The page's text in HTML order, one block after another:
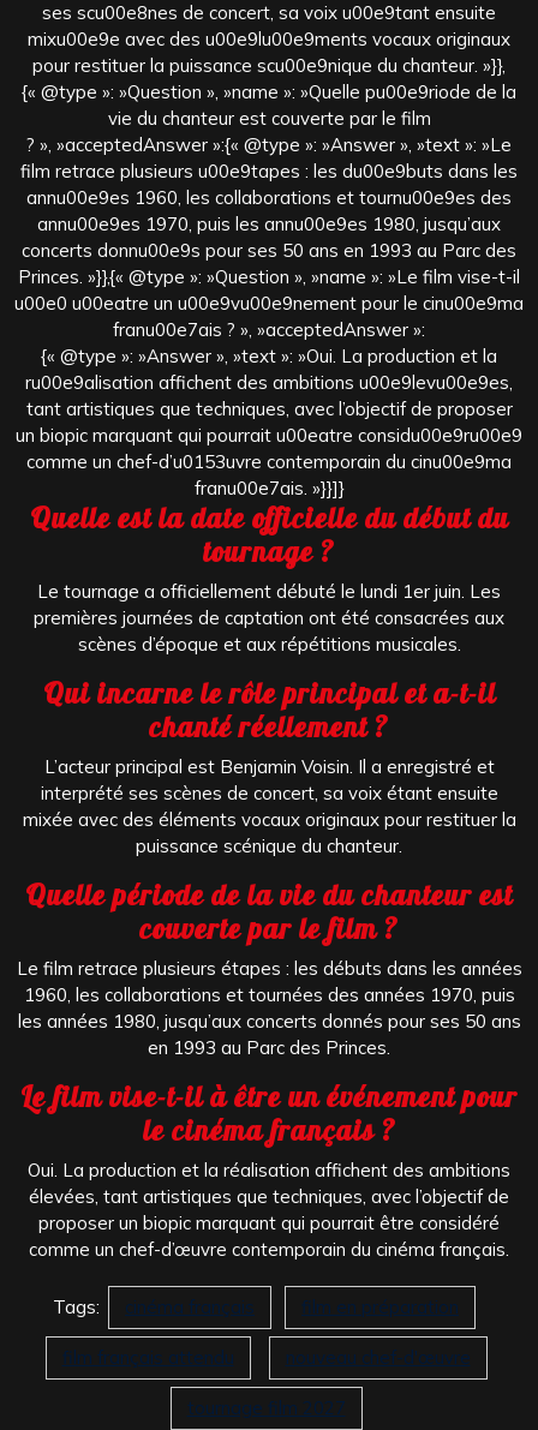
ses scu00e8nes de concert, sa voix u00e9tant ensuite
mixu00e9e avec des u00e9lu00e9ments vocaux originaux
pour restituer la puissance scu00e9nique du chanteur. »}},
{« @type »: »Question », »name »: »Quelle pu00e9riode de la
vie du chanteur est couverte par le film
? », »acceptedAnswer »:{« @type »: »Answer », »text »: »Le
film retrace plusieurs u00e9tapes : les du00e9buts dans les
annu00e9es 1960, les collaborations et tournu00e9es des
annu00e9es 1970, puis les annu00e9es 1980, jusqu’aux
concerts donnu00e9s pour ses 50 ans en 1993 au Parc des
Princes. »}},{« @type »: »Question », »name »: »Le film vise-t-il
u00e0 u00eatre un u00e9vu00e9nement pour le cinu00e9ma
franu00e7ais ? », »acceptedAnswer »:
{« @type »: »Answer », »text »: »Oui. La production et la
ru00e9alisation affichent des ambitions u00e9levu00e9es,
tant artistiques que techniques, avec l’objectif de proposer
un biopic marquant qui pourrait u00eatre considu00e9ru00e9
comme un chef-d’u0153uvre contemporain du cinu00e9ma
franu00e7ais. »}}]}
Quelle est la date officielle du début du
tournage ?
Le tournage a officiellement débuté le lundi 1er juin. Les
premières journées de captation ont été consacrées aux
scènes d’époque et aux répétitions musicales.
Qui incarne le rôle principal et a-t-il
chanté réellement ?
L’acteur principal est Benjamin Voisin. Il a enregistré et
interprété ses scènes de concert, sa voix étant ensuite
mixée avec des éléments vocaux originaux pour restituer la
puissance scénique du chanteur.
Quelle période de la vie du chanteur est
couverte par le film ?
Le film retrace plusieurs étapes : les débuts dans les années
1960, les collaborations et tournées des années 1970, puis
les années 1980, jusqu’aux concerts donnés pour ses 50 ans
en 1993 au Parc des Princes.
Le film vise-t-il à être un événement pour
le cinéma français ?
Oui. La production et la réalisation affichent des ambitions
élevées, tant artistiques que techniques, avec l’objectif de
proposer un biopic marquant qui pourrait être considéré
comme un chef-d’œuvre contemporain du cinéma français.
Tags: cinéma français film en préparation
film français attendu nouveau chef-d'œuvre
tournage film 2027